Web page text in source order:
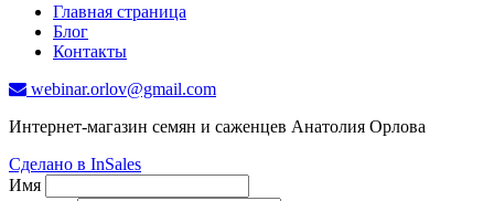
Главная страница
Блог
Контакты
webinar.orlov@gmail.com
Интернет-магазин семян и саженцев Анатолия Орлова
Сделано в InSales
Имя